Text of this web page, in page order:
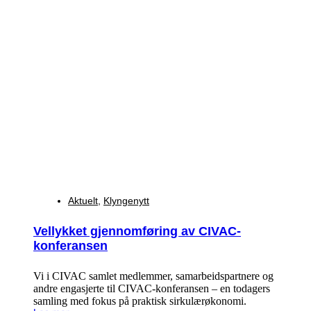
Aktuelt Klyngenytt
Vellykket gjennomføring av CIVAC-
konferansen
Vi i CIVAC samlet medlemmer, samarbeidspartnere og
andre engasjerte til CIVAC-konferansen – en todagers
samling med fokus på praktisk sirkulærøkonomi.